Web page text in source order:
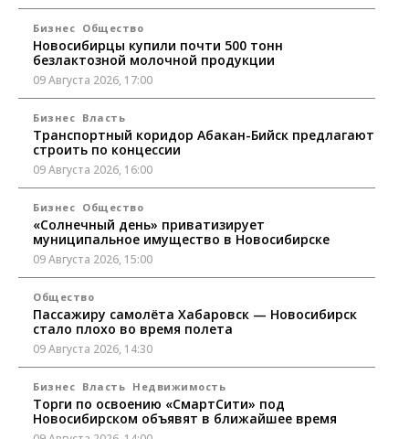
Бизнес Общество
Новосибирцы купили почти 500 тонн
безлактозной молочной продукции
09 Августа 2026, 17:00
Бизнес Власть
Транспортный коридор Абакан-Бийск предлагают
строить по концессии
09 Августа 2026, 16:00
Бизнес Общество
«Солнечный день» приватизирует
муниципальное имущество в Новосибирске
09 Августа 2026, 15:00
Общество
Пассажиру самолёта Хабаровск — Новосибирск
стало плохо во время полета
09 Августа 2026, 14:30
Бизнес Власть Недвижимость
Торги по освоению «СмартСити» под
Новосибирском объявят в ближайшее время